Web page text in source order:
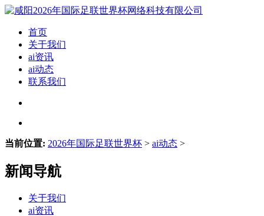
首页
关于我们
ai资讯
ai动态
联系我们
当前位置: 2026年国际足联世界杯 > ai动态 >
新闻导航
关于我们
ai资讯